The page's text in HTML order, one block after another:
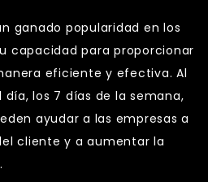
ganado popularidad en los
capacidad para proporcionar
eficiente y efectiva. Al
los 7 días de la semana,
ayudar a las empresas a
cliente y a aumentar la